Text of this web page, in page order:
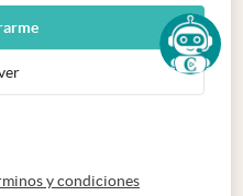
pestaña
y condicionesabre en nueva